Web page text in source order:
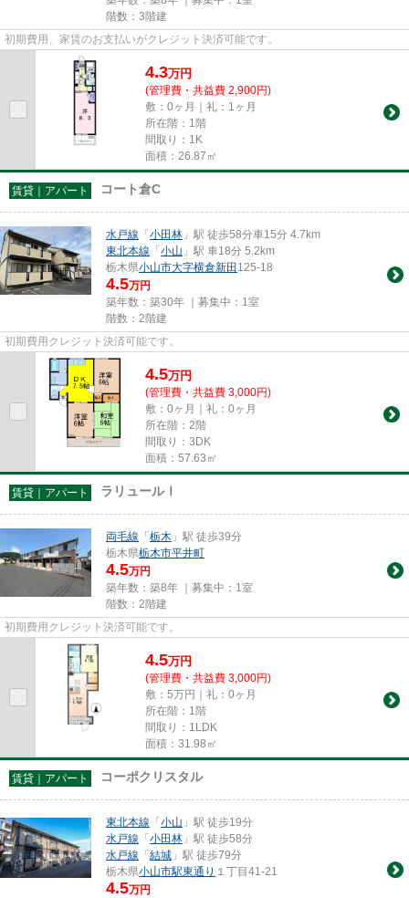
階数：3階建
初期費用、家賃のお支払いがクレジット決済可能です。
4.3万円
(管理費・共益費 2,900円)
敷：0ヶ月｜礼：1ヶ月
所在階：1階
間取り：1K
面積：26.87㎡
賃貸｜アパート コート倉C
水戸線 「小田林 」駅 徒歩58分車15分 4.7km
東北本線 「小山 」駅 車18分 5.2km
栃木県小山市大字横倉新田 125-18
4.5万円
築年数：築30年 ｜募集中： 1室
階数：2階建
初期費用クレジット決済可能です。
4.5万円
(管理費・共益費 3,000円)
敷：0ヶ月｜礼：0ヶ月
所在階：2階
間取り：3DK
面積：57.63㎡
賃貸｜アパート ラリュールⅠ
両毛線 「栃木 」駅 徒歩39分
栃木県栃木市平井町
4.5万円
築年数：築8年 ｜募集中： 1室
階数：2階建
初期費用クレジット決済可能です。
4.5万円
(管理費・共益費 3,000円)
敷：5万円｜礼：0ヶ月
所在階：1階
間取り：1LDK
面積：31.98㎡
賃貸｜アパート コーポクリスタル
東北本線 「小山 」駅 徒歩19分
水戸線 「小田林 」駅 徒歩58分
水戸線 「結城 」駅 徒歩79分
栃木県小山市駅東通り １丁目41-21
4.5万円